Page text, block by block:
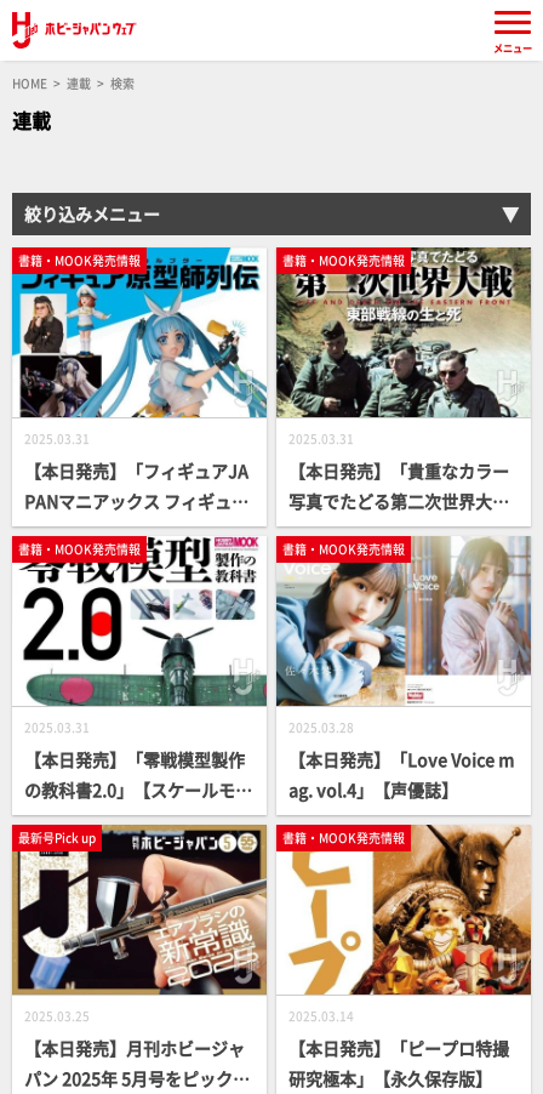
HOME 連載 検索
連載
絞り込みメニュー
書籍・MOOK発売情報
2025.03.31
【本日発売】「フィギュアJA
PANマニアックス フィギュア
原型師列伝」【美少女フィギ
ュア】
書籍・MOOK発売情報
2025.03.31
【本日発売】「貴重なカラー
写真でたどる第二次世界大
戦 東部戦線の生と死 LIFE
& DEATH ON THE EASTERN F
RONT」【写真集】
書籍・MOOK発売情報
2025.03.31
【本日発売】「零戦模型製作
の教科書2.0」【スケールモデ
ル】
書籍・MOOK発売情報
2025.03.28
【本日発売】「Love Voice m
ag. vol.4」【声優誌】
最新号Pick up
2025.03.25
【本日発売】月刊ホビージャ
パン 2025年 5月号をピックア
書籍・MOOK発売情報
2025.03.14
【本日発売】「ピープロ特撮
研究極本」【永久保存版】
メニュー